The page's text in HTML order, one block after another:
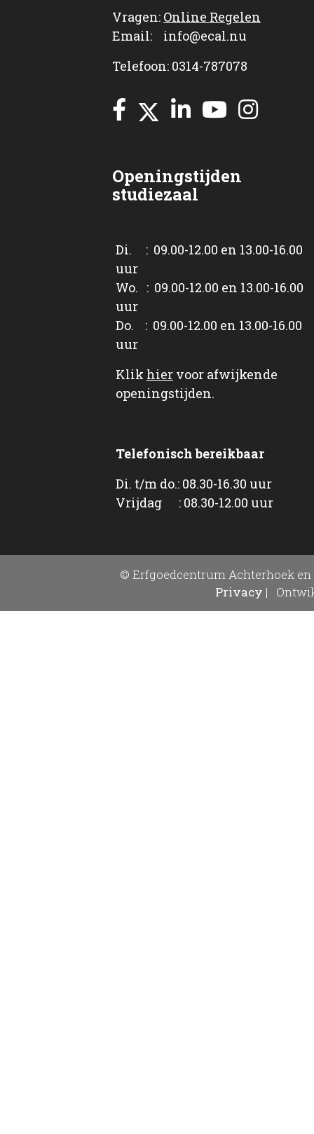
Vragen: Online Regelen
Email: info@ecal.nu
Telefoon: 0314-787078
Openingstijden
studiezaal
Di. : 09.00-12.00 en 13.00-16.00
uur
Wo. : 09.00-12.00 en 13.00-16.00
uur
Do. : 09.00-12.00 en 13.00-16.00
uur
Klik hier voor afwijkende
openingstijden.
Telefonisch bereikbaar
Di. t/m do.: 08.30-16.30 uur
Vrijdag : 08.30-12.00 uur
© Erfgoedcentrum Achterhoek en
Privacy |